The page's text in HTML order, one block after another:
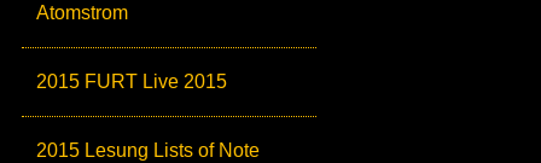
Atomstrom
2015 FURT Live 2015
2015 Lesung Lists of Note